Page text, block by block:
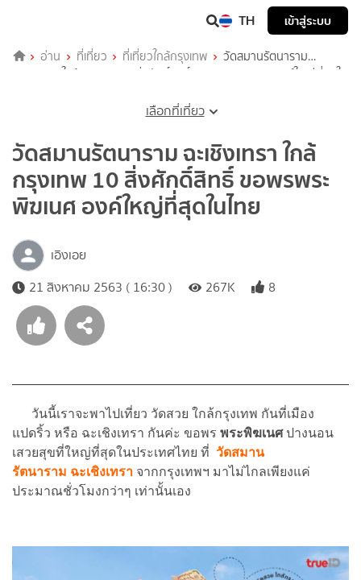
TH เข้าสู่ระบบ
อ่าน ที่เที่ยว ที่เที่ยวใกล้กรุงเทพ
วัดสมานรัตนาราม
ฉะเชิงเทรา ใกล้กรุงเทพ 10 สิ่งศักดิ์สิทธิ์ ขอพรพระพิฆเนศ องค์ใหญ่ที่สุดใน
เลือกที่เที่ยว
วัดสมานรัตนาราม ฉะเชิงเทรา ใกล้
กรุงเทพ 10 สิ่งศักดิ์สิทธิ์ ขอพรพระ
พิฆเนศ องค์ใหญ่ที่สุดในไทย
เอิงเอย
21 สิงหาคม 2563 ( 16:30 )
267K 8
วันนี้เราจะพาไปเที่ยว วัดสวย ใกล้กรุงเทพ กันที่เมือง
แปดริ้ว หรือ ฉะเชิงเทรา กันค่ะ ขอพร พระพิฆเนศปางนอน
เสวยสุขที่ใหญ่ที่สุดในประเทศไทย ที่ วัดสมาน
รัตนาราม ฉะเชิงเทรา จากกรุงเทพฯ มาไม่ไกลเพียงแค่
ประมาณชั่วโมงกว่าๆ เท่านั้นเอง